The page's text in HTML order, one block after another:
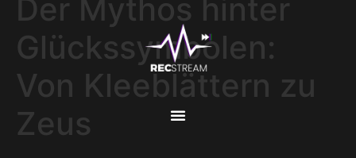
Der Mythos hinter
Glückssymbolen:
Von Kleeblättern zu
Zeus